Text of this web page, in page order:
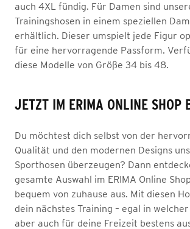
auch 4XL fündig. Für Damen sind
Trainingshosen in einem speziellen
erhältlich. Dieser umspielt jede Figur
für eine hervorragende Passform.
diese Modelle von Größe 34 bis 48.
JETZT IM ERIMA ONLINE SHOP
Du möchtest dich selbst von der
Qualität und den modernen Designs
Sporthosen überzeugen? Dann
gesamte Auswahl im ERIMA Online
bequem von zuhause aus. Mit diesen
dein nächstes Training – egal in
aber auch für deine Freizeit bestens